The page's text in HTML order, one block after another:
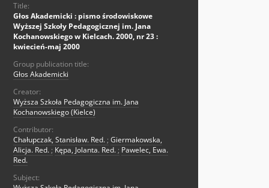
Title:
Głos Akademicki : pismo środowiskowe
Wyższej Szkoły Pedagogicznej im. Jana
Kochanowskiego w Kielcach. 2000, nr 23 :
kwiecień-maj 2000
Group publication title:
Głos Akademicki
Creator:
Wyższa Szkoła Pedagogiczna im. Jana
Kochanowskiego (Kielce)
Contributor:
Chałupczak, Stanisław. Red. ; Giermakowska,
Alicja. Red. ; Kępa, Jolanta. Red. ; Pawelec, Ewa.
Red.
Subject: